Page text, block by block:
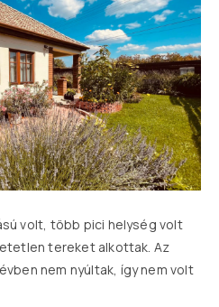
volt, több pici helység volt
tereket alkottak. Az
nem nyúltak, így nem volt